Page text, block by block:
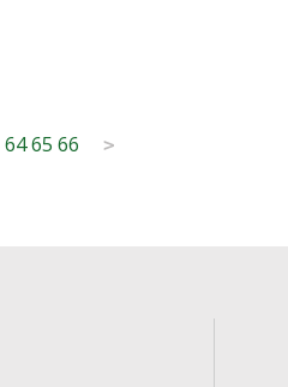
6465 66 >